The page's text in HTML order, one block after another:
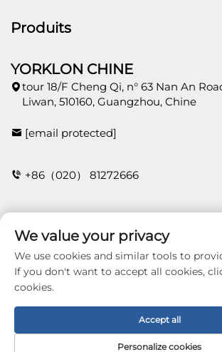
Produits
YORKLON CHINE
tour 18/F Cheng Qi, n° 63 Nan An
Liwan, 510160, Guangzhou, Chine
[email protected]
+86（020） 81272666
CONTACT
Copyright © 2026 Guangzhou Yorklon
Limited. All right reserved -
confidentialité
We value your privacy
We use cookies and similar tools to
If you don't want to accept all cookies,
cookies.
Personalize cookies
Accept all